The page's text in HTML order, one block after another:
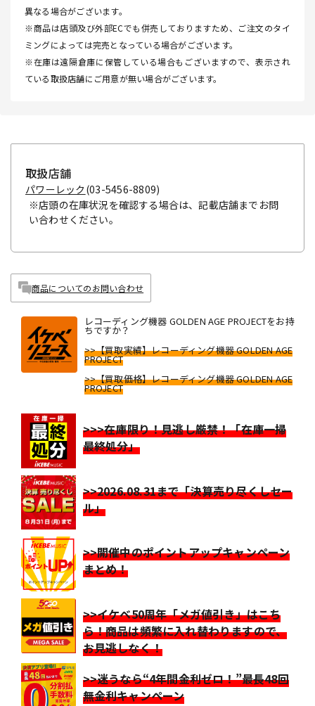
異なる場合がございます。
※商品は店頭及び外部ECでも併売しておりますため、ご注文のタイ
ミングによっては完売となっている場合がございます。
※在庫は遠隔倉庫に保管している場合もございますので、表示され
ている取扱店舗にご用意が無い場合がございます。
取扱店舗
パワーレック (03-5456-8809)
※店頭の在庫状況を確認する場合は、記載店舗までお問
い合わせください。
商品についてのお問い合わせ
レコーディング機器 GOLDEN AGE PROJECTをお持
ちですか？
>>【買取実績】レコーディング機器 GOLDEN AGE
PROJECT
>>【買取価格】レコーディング機器 GOLDEN AGE
PROJECT
>>>在庫限り！見逃し厳禁！「在庫一掃
最終処分」
>>2026.08.31まで「決算売り尽くしセー
ル」
>>開催中のポイントアップキャンペーン
まとめ！
>>イケベ50周年「メガ値引き」はこち
ら！商品は頻繁に入れ替わりますので、
お見逃しなく！
>>迷うなら“4年間金利ゼロ！”最長48回
無金利キャンペーン